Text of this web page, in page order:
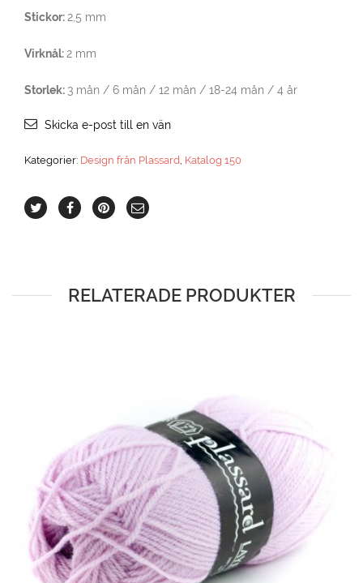
Stickor: 2,5 mm
Virknål: 2 mm
Storlek: 3 mån / 6 mån / 12 mån / 18-24 mån / 4 år
Skicka e-post till en vän
Kategorier: Design från Plassard Katalog 150
RELATERADE PRODUKTER